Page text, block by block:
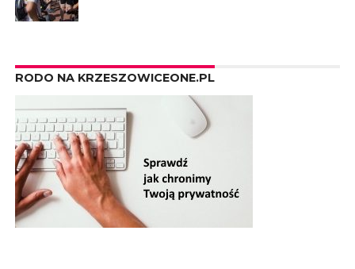
RODO NA KRZESZOWICEONE.PL